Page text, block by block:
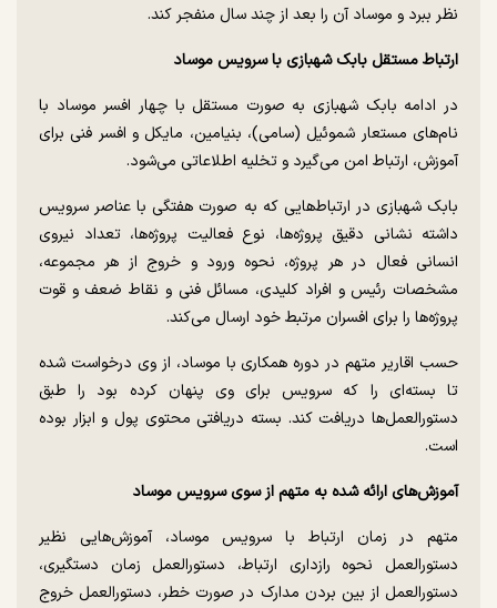
نظر ببرد و موساد آن را بعد از چند سال منفجر کند.
ارتباط مستقل بابک شهبازی با سرویس موساد
در ادامه بابک شهبازی به صورت مستقل با چهار افسر موساد با
نام‌های مستعار شموئیل (سامی)، بنیامین، مایکل و افسر فنی برای
آموزش، ارتباط امن می‌گیرد و تخلیه اطلاعاتی می‌شود.
بابک شهبازی در ارتباط‌هایی که به صورت هفتگی با عناصر سرویس
داشته نشانی دقیق پروژه‌ها، نوع فعالیت پروژه‌ها، تعداد نیروی
انسانی فعال در هر پروژه، نحوه ورود و خروج از هر مجموعه،
مشخصات رئیس و افراد کلیدی، مسائل فنی و نقاط ضعف و قوت
پروژه‌ها را برای افسران مرتبط خود ارسال می‌کند.
حسب اقاریر متهم در دوره همکاری با موساد، از وی درخواست شده
تا بسته‌ای را که سرویس برای وی پنهان کرده بود را طبق
دستورالعمل‌ها دریافت کند. بسته دریافتی محتوی پول و ابزار بوده
است.
آموزش‌های ارائه شده به متهم از سوی سرویس موساد
متهم در زمان ارتباط با سرویس موساد، آموزش‌هایی نظیر
دستورالعمل نحوه رازداری ارتباط، دستورالعمل زمان دستگیری،
دستورالعمل از بین بردن مدارک در صورت خطر، دستورالعمل خروج